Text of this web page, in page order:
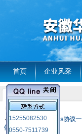
首页 企业风采
15255082530
0550-7511739
产品列表
风电温度传感器
RS485通讯modbus协议一
体化现场智能仪表